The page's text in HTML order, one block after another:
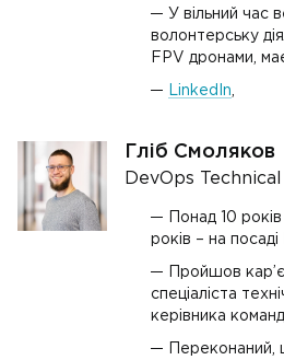
У вільний час
волонтерську
FPV дронами,
LinkedIn
Гліб Смоляков
DevOps
Понад 10
років – на
Пройшов
спеціаліста
керівника
Переконаний,